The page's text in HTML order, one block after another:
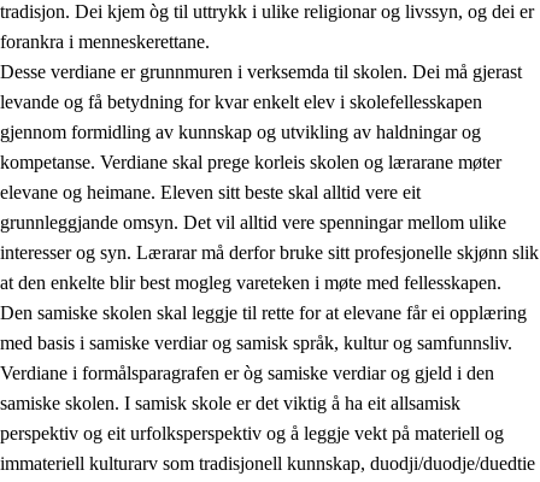
1.1 Menneskeverdet
1.2 Identitet og kulturelt mangfald
1.3 Kritisk tenking og etisk bevisstheit
1.4 Skaparglede, engasjement og utforskartrong
1.5 Respekt for naturen og miljøbevisstheit
1.6 Demokrati og medverknad
tradisjon. Dei kjem òg til uttrykk i ulike religionar og livssyn, og dei er
forankra i menneskerettane.
Desse verdiane er grunnmuren i verksemda til skolen. Dei må gjerast
levande og få betydning for kvar enkelt elev i skolefellesskapen
gjennom formidling av kunnskap og utvikling av haldningar og
kompetanse. Verdiane skal prege korleis skolen og lærarane møter
elevane og heimane. Eleven sitt beste skal alltid vere eit
grunnleggjande omsyn. Det vil alltid vere spenningar mellom ulike
interesser og syn. Lærarar må derfor bruke sitt profesjonelle skjønn slik
at den enkelte blir best mogleg vareteken i møte med fellesskapen.
Den samiske skolen skal leggje til rette for at elevane får ei opplæring
med basis i samiske verdiar og samisk språk, kultur og samfunnsliv.
Verdiane i formålsparagrafen er òg samiske verdiar og gjeld i den
samiske skolen. I samisk skole er det viktig å ha eit allsamisk
perspektiv og eit urfolksperspektiv og å leggje vekt på materiell og
immateriell kulturarv som tradisjonell kunnskap, duodji/duodje/duedtie